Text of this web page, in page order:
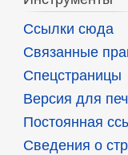
Ссылки сюда
Связанные
Спецстраницы
Версия для
Постоянная
Сведения о